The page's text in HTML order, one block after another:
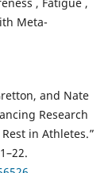
, Fatigue ,
Meta-
and Nate
Research
in Athletes.”